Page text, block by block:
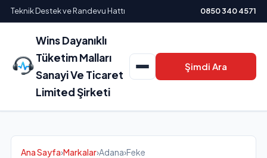
Teknik Destek ve Randevu Hattı 0850 340 4571
Wins Dayanıklı
Tüketim Malları
Sanayi Ve Ticaret
Limited Şirketi
Şimdi Ara
Ana Sayfa›Markalar›Adana›Feke